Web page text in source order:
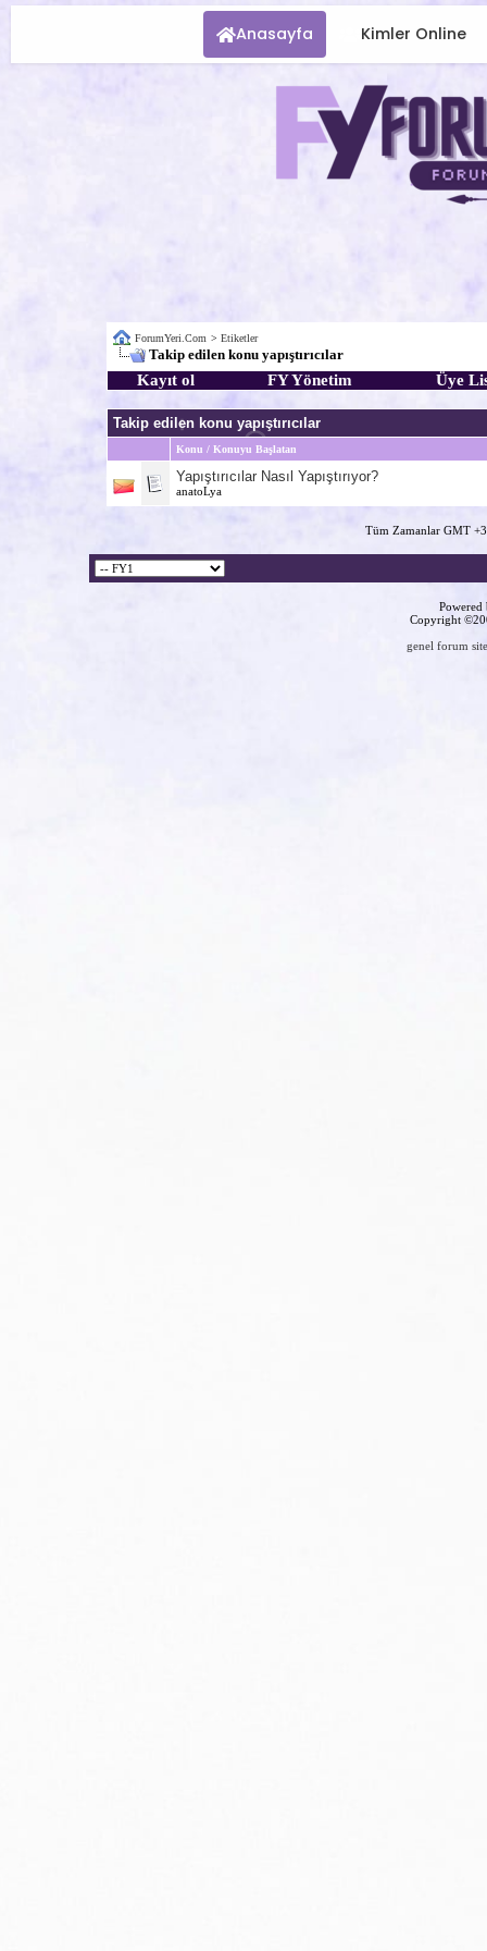
Anasayfa Kimler Online
ForumYeri.Com > Etiketler
Takip edilen konu yapıştırıcılar
Kayıt ol FY Yönetim Üye
Takip edilen konu yapıştırıcılar
Konu / Konuyu Başlatan
Yapıştırıcılar Nasıl Yapıştırıyor?
anatoLya
Tüm Zamanlar GMT
Copyright
genel forum